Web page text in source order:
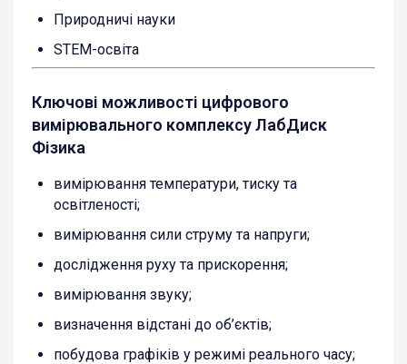
Природничі науки
STEM-освіта
Ключові можливості цифрового
вимірювального комплексу ЛабДиск
Фізика
вимірювання температури, тиску та
освітленості;
вимірювання сили струму та напруги;
дослідження руху та прискорення;
вимірювання звуку;
визначення відстані до об’єктів;
побудова графіків у режимі реального часу;